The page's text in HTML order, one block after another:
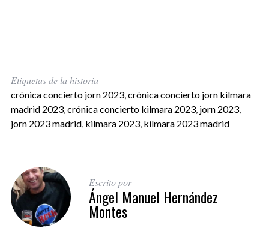
Etiquetas de la historia
crónica concierto jorn 2023,crónica concierto jorn kilmara
madrid 2023,crónica concierto kilmara 2023, jorn 2023,
jorn 2023 madrid, kilmara 2023, kilmara 2023 madrid
Escrito por
Ángel Manuel Hernández
Montes